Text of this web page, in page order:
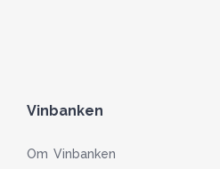
Vinbanken
Om Vinbanken